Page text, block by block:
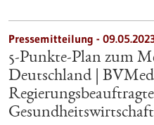
Pressemitteilung -
5-Punkte-Plan zum
Deutschland |
Gesundheitswirtschaft